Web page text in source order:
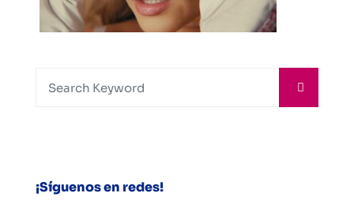
¡Síguenos en redes!